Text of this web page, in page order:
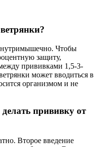
Чтобы
защиту,
прививками 1,5-3-
может вводиться в
организмом и не
прививку от
Второе введение